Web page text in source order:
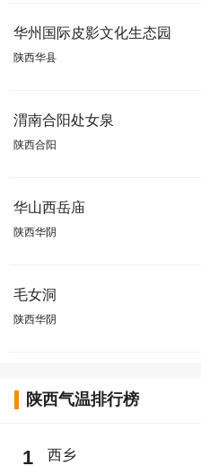
华州国际皮影文化生态园
陕西华县
渭南合阳处女泉
陕西合阳
华山西岳庙
陕西华阴
毛女洞
陕西华阴
陕西气温排行榜
1 西乡